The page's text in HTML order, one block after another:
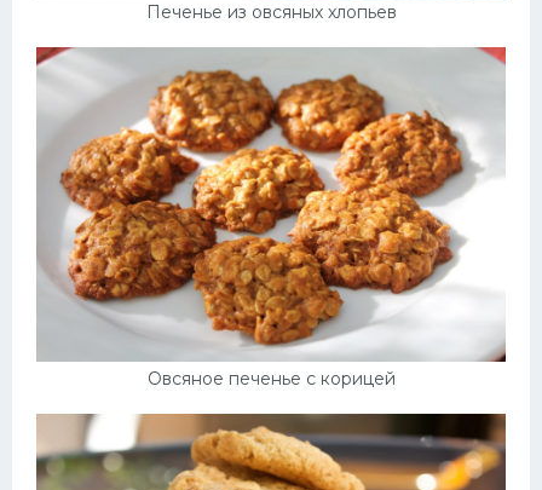
Печенье из овсяных хлопьев
Овсяное печенье с корицей
Выпечка
Десерт
Напитки
Дизайн комнаты